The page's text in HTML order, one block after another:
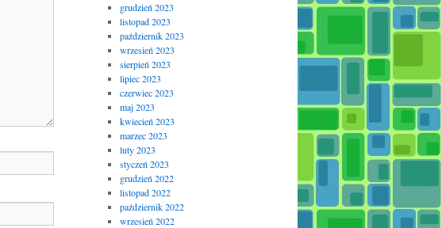
grudzień 2023
listopad 2023
październik 2023
wrzesień 2023
sierpień 2023
lipiec 2023
czerwiec 2023
maj 2023
kwiecień 2023
marzec 2023
luty 2023
styczeń 2023
grudzień 2022
listopad 2022
październik 2022
wrzesień 2022